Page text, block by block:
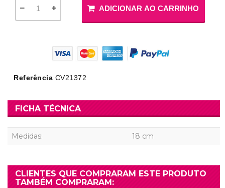
ADICIONAR AO CARRINHO
Referência CV21372
FICHA TÉCNICA
Medidas: 18 cm
CLIENTES QUE COMPRARAM ESTE PRODUTO
TAMBÉM COMPRARAM: